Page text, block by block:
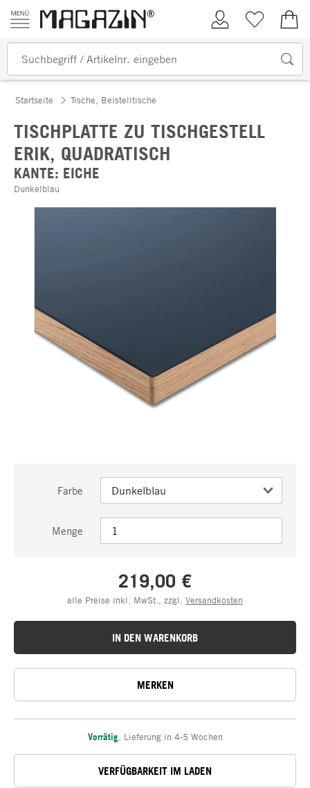
Zum Inhalt springen
Kundenkonto
Merkliste
Startseite Tische, Beistelltische
TISCHPLATTE ZU TISCHGESTELL
ERIK, QUADRATISCH
KANTE: EICHE
Dunkelblau
Farbe
Menge
219,00 €
alle Preise inkl. MwSt., zzgl. Versandkosten
IN DEN WARENKORB
MERKEN
Vorrätig, Lieferung in 4-5 Wochen
VERFÜGBARKEIT IM LADEN